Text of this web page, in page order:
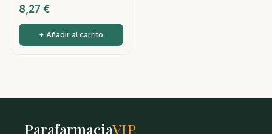
8,27 €
+ Añadir al carrito
ParafarmaciaVIP